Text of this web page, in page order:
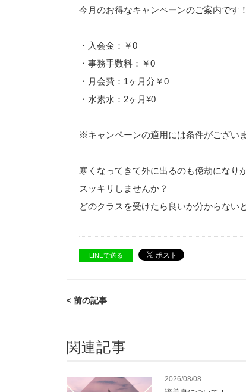
今月のお得なキャンペーンのご案内です！
・入会金：￥0
・事務手数料：￥0
・月会費： 1ヶ月分￥0
・水素水： 2ヶ月¥0
※キャンペーンの適用には条件がございま
寒くなってきて外に出るのも億劫になり
スッキリしませんか？
どのクラスを受けたら良いか分からない
LINEで送る
< 前の記事
関連記事
2026/08/08